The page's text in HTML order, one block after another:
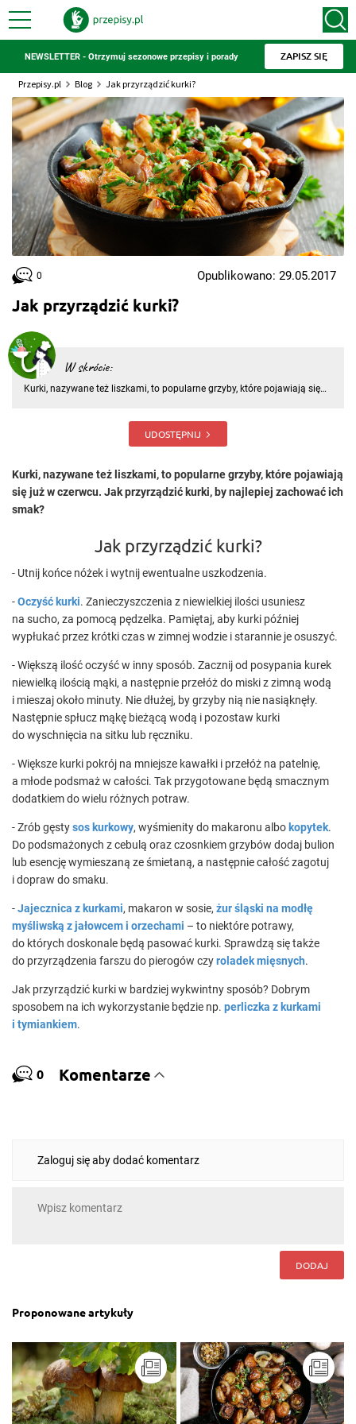
NEWSLETTER - Otrzymuj sezonowe przepisy i porady ZAPISZ SIĘ
Przepisy.pl Blog Jak przyrządzić kurki?
Jak przyrządzić kurki?
W skrócie:
Kurki, nazywane też liszkami, to popularne grzyby, które pojawiają się
uszkodzenia. - Oczyść kurki
UDOSTĘPNIJ
0 Opublikowano: 29.05.2017
Kurki, nazywane też liszkami, to popularne grzyby, które pojawiają
się już w czerwcu. Jak przyrządzić kurki, by najlepiej zachować ich
smak?
Jak przyrządzić kurki?
- Utnij końce nóżek i wytnij ewentualne uszkodzenia.
-Oczyść kurki. Zanieczyszczenia z niewielkiej ilości usuniesz
na sucho, za pomocą pędzelka. Pamiętaj, aby kurki później
wypłukać przez krótki czas w zimnej wodzie i starannie je osuszyć.
- Większą ilość oczyść w inny sposób. Zacznij od posypania kurek
niewielką ilością mąki, a następnie przełóż do miski z zimną wodą
i mieszaj około minuty. Nie dłużej, by grzyby nią nie nasiąknęły.
Następnie spłucz mąkę bieżącą wodą i pozostaw kurki
do wyschnięcia na sitku lub ręczniku.
- Większe kurki pokrój na mniejsze kawałki i przełóż na patelnię,
a młode podsmaż w całości. Tak przygotowane będą smacznym
dodatkiem do wielu różnych potraw.
- Zrób gęstysos kurkowy, wyśmienity do makaronu albo kopytek.
Do podsmażonych z cebulą oraz czosnkiem grzybów dodaj bulion
lub esencję wymieszaną ze śmietaną, a następnie całość zagotuj
i dopraw do smaku.
-Jajecznica z kurkami, makaron w sosie, żur śląski na modłę
myśliwską z jałowcem i orzechami – to niektóre potrawy,
do których doskonale będą pasować kurki. Sprawdzą się także
do przyrządzenia farszu do pierogów czyroladek mięsnych.
Jak przyrządzić kurki w bardziej wykwintny sposób? Dobrym
sposobem na ich wykorzystanie będzie np. perliczka z kurkami
i tymiankiem.
0 Komentarze
Zaloguj się aby dodać komentarz
DODAJ
Proponowane artykuły